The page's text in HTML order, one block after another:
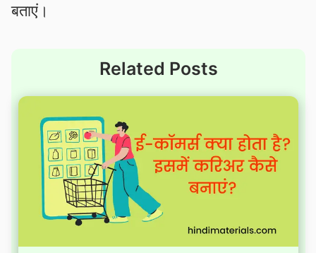
बताएं।
Related Posts